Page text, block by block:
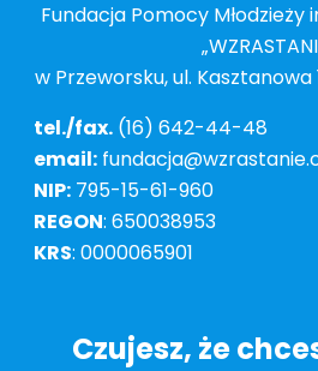
Fundacja Pomocy Młodzieży
w Przeworsku, ul.
tel./fax. (16) 642-44-48
email:
NIP: 795-15-61-960
REGON: 650038953
KRS: 0000065901
Czujesz, że